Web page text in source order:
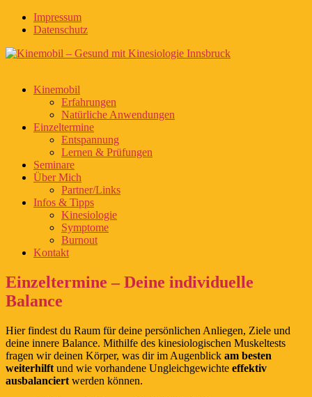
Impressum
Datenschutz
Kinemobil
Erfahrungen
Natürliche Anwendungen
Einzeltermine
Entspannung
Lernen & Prüfungen
Seminare
Über Mich
Partner/Links
Infos & Tipps
Kinesiologie
Symptome
Burnout
Kontakt
Einzeltermine – Deine individuelle
Balance
Hier findest du Raum für deine persönlichen Anliegen, Ziele und
deine innere Balance. Mithilfe des kinesiologischen Muskeltests
fragen wir deinen Körper, was dir im Augenblick am besten
weiterhilft und wie vorhandene Ungleichgewichte effektiv
ausbalanciert werden können.